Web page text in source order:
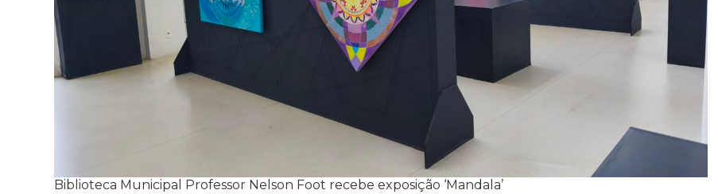
Biblioteca Municipal Professor Nelson Foot recebe exposição ‘Mandala’